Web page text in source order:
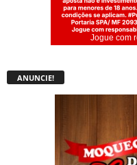
Jogue com
ANUNCIE!